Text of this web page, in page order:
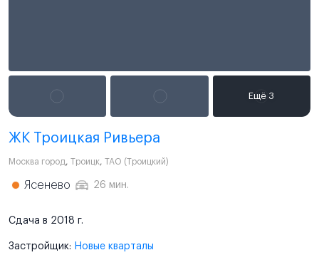
ЖК Троицкая Ривьера
Москва город, Троицк, ТАО (Троицкий)
Ясенево 26 мин.
Сдача в 2018 г.
Застройщик: Новые кварталы